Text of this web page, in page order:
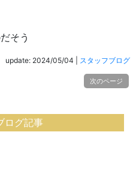
そう
update: 2024/05/04 スタッフブログ
次のページ
ログ記事